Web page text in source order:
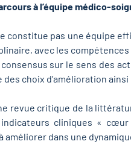
à l’équipe médico-
constitue pas une équipe
avec les
sur le sens des
choix d’amélioration
revue critique de la
cliniques «
améliorer dans une